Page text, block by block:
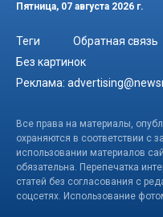
Пятница, 07 августа 2026 г.
Теги Обратная связь
Без картинок
Реклама:
Все права на материалы,
охраняются в соответствии с
использовании материалов
обязательна. Перепечатка
статей без согласования с
соцсетях. Использование